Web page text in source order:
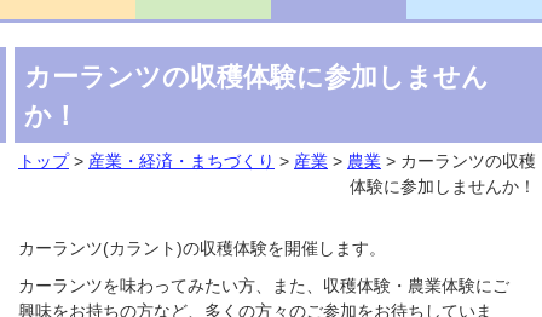
カーランツの収穫体験に参加しません
か！
トップ> 産業・経済・まちづくり > 産業 > 農業 > カーランツの収穫
体験に参加しませんか！
カーランツ(カラント)の収穫体験を開催します。
カーランツを味わってみたい方、また、収穫体験・農業体験にご
興味をお持ちの方など、多くの方々のご参加をお待ちしていま